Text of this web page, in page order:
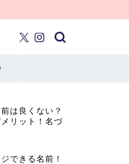
は良くない？
リット！名づ
できる名前！